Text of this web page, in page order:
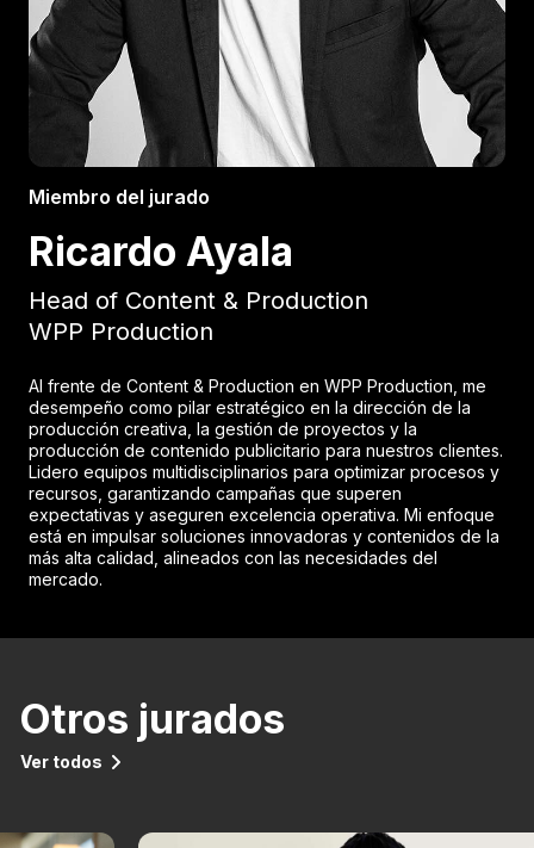
Miembro del jurado
Ricardo Ayala
Head of Content & Production
WPP Production
Al frente de Content & Production en WPP Production, me
desempeño como pilar estratégico en la dirección de la
producción creativa, la gestión de proyectos y la
producción de contenido publicitario para nuestros clientes.
Lidero equipos multidisciplinarios para optimizar procesos y
recursos, garantizando campañas que superen
expectativas y aseguren excelencia operativa. Mi enfoque
está en impulsar soluciones innovadoras y contenidos de la
más alta calidad, alineados con las necesidades del
mercado.
Otros jurados
Ver todos